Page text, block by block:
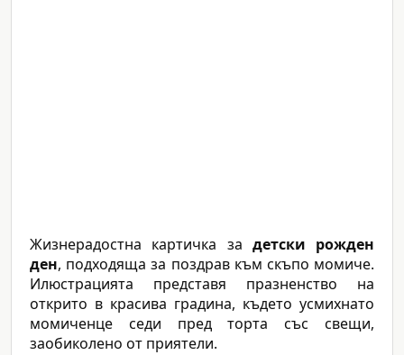
Жизнерадостна картичка за детски рожден
ден, подходяща за поздрав към скъпо момиче.
Илюстрацията представя празненство на
открито в красива градина, където усмихнато
момиченце седи пред торта със свещи,
заобиколено от приятели.